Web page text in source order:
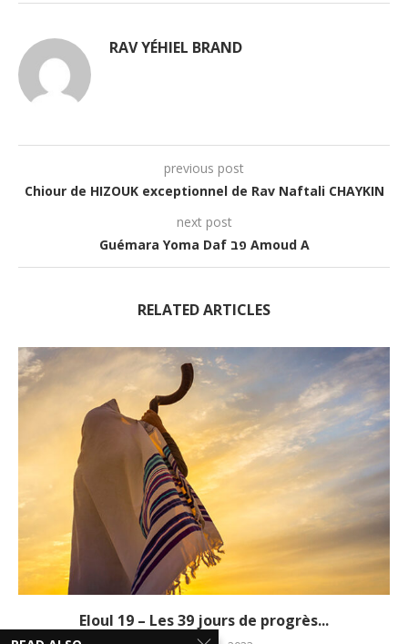
RAV YÉHIEL BRAND
previous post
Chiour de HIZOUK exceptionnel de Rav Naftali CHAYKIN
next post
Guémara Yoma Daf פב Amoud A
RELATED ARTICLES
Eloul 19 – Les 39 jours de progrès...